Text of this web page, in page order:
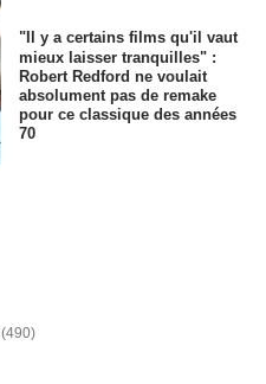
"Il y a certains films qu'il vaut
mieux laisser tranquilles" :
Robert Redford ne voulait
absolument pas de remake
pour ce classique des années
70
(490)